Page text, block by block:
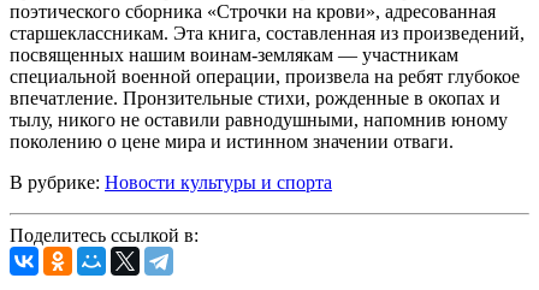
поэтического сборника «Строчки на крови», адресованная
старшеклассникам. Эта книга, составленная из произведений,
посвященных нашим воинам-землякам — участникам
специальной военной операции, произвела на ребят глубокое
впечатление. Пронзительные стихи, рожденные в окопах и
тылу, никого не оставили равнодушными, напомнив юному
поколению о цене мира и истинном значении отваги.
В рубрике: Новости культуры и спорта
Поделитесь ссылкой в: